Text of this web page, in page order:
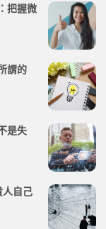
把握微
謂的
是失
人自己